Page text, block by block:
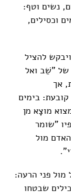
נשים וטף:
וכסילים,
להציל
של "שֵׁב ואל
אך
בימים
מוצָא מן
"שומר
מול
מול פני הרעה:
שבטחו